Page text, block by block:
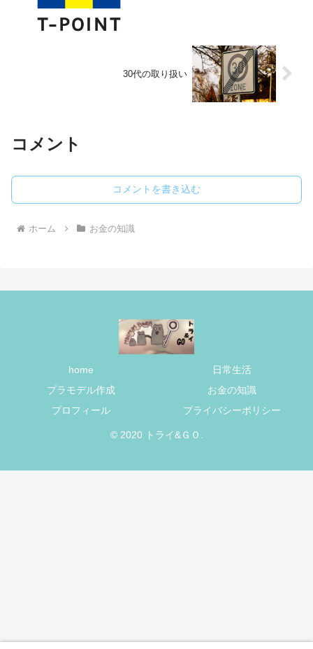
30代の取り扱い
コメント
コメントを書き込む
ホーム お金の知識
home
日常生活
プラモデル作成
お金の知識
プロフィール
プライバシーポリシー
© 2020 トライ&ＧＯ.